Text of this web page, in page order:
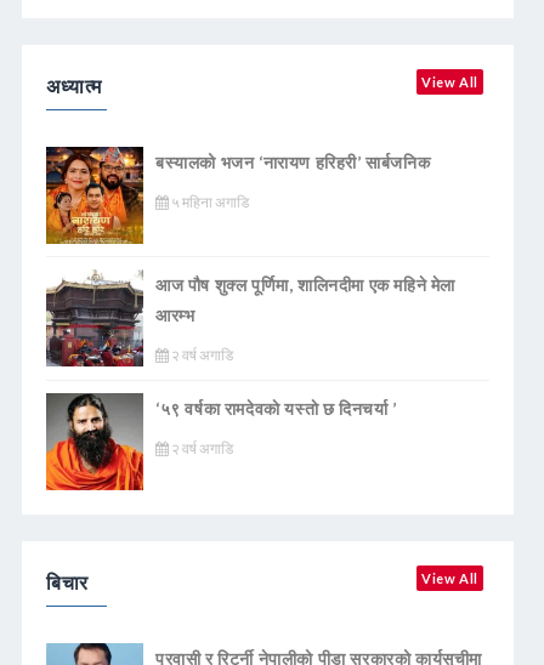
अध्यात्म View All
बस्यालको भजन ‘नारायण हरिहरी’ सार्बजनिक
५ महिना अगाडि
आज पौष शुक्ल पूर्णिमा, शालिनदीमा एक महिने मेला
आरम्भ
२ वर्ष अगाडि
‘५९ वर्षका रामदेवकाे यस्ताे छ दिनचर्या ’
२ वर्ष अगाडि
बिचार View All
प्रवासी र रिटर्नी नेपालीको पीडा सरकारको कार्यसूचीमा